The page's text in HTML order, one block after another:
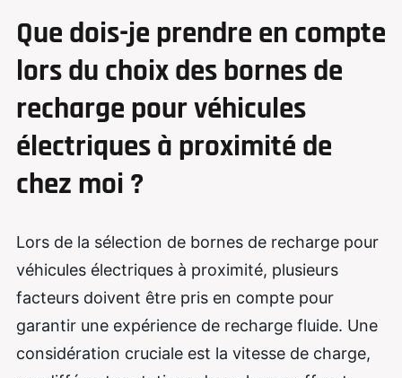
Que dois-je prendre en compte
lors du choix des bornes de
recharge pour véhicules
électriques à proximité de
chez moi ?
Lors de la sélection de bornes de recharge pour
véhicules électriques à proximité, plusieurs
facteurs doivent être pris en compte pour
garantir une expérience de recharge fluide. Une
considération cruciale est la vitesse de charge,